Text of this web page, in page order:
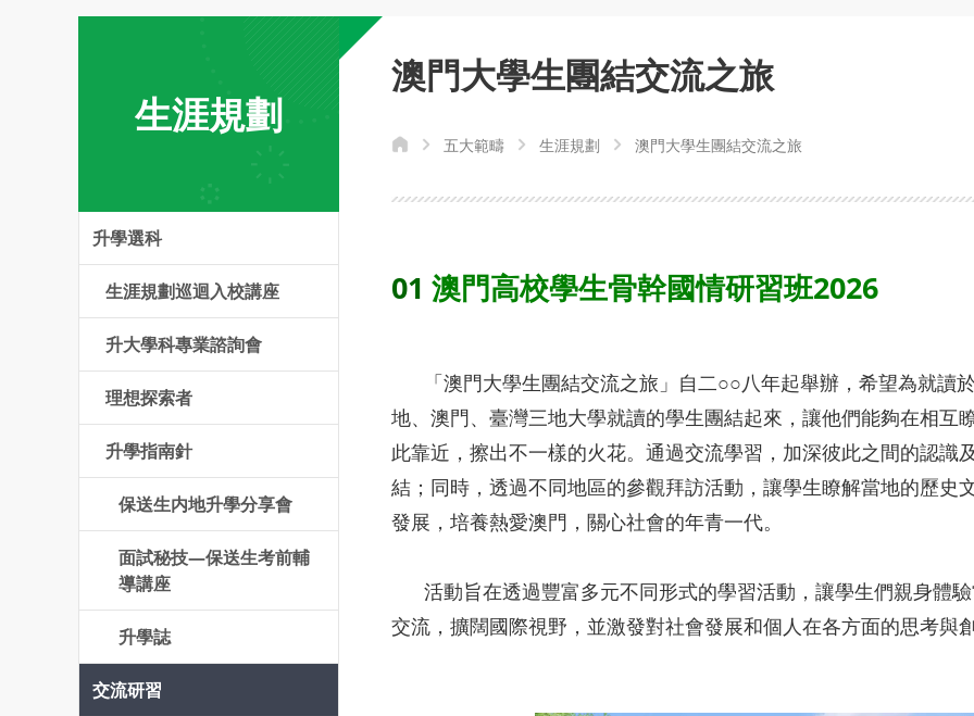
生涯規劃
澳門大學生團結交流之旅
五大範疇 生涯規劃 澳門大學生團結交流之旅
升學選科
生涯規劃巡迴入校講座
升大學科專業諮詢會
理想探索者
升學指南針
保送生内地升學分享會
面試秘技—保送生考前輔
導講座
升學誌
交流研習
01 澳門高校學生骨幹國情研習班2026
「澳門大學生團結交流之旅」自二○○八年起舉辦，希望為就讀
地、澳門、臺灣三地大學就讀的學生團結起來，讓他們能夠在相互
此靠近，擦出不一樣的火花。通過交流學習，加深彼此之間的認識
結；同時，透過不同地區的參觀拜訪活動，讓學生瞭解當地的歷史
發展，培養熱愛澳門，關心社會的年青一代。
活動旨在透過豐富多元不同形式的學習活動，讓學生們親身體
交流，擴闊國際視野，並激發對社會發展和個人在各方面的思考與